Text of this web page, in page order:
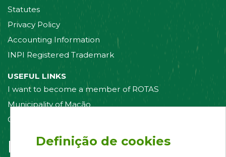
Statutes
Privacy Policy
Accounting Information
INPI Registered Trademark
USEFUL LINKS
I want to become a member of ROTAS
Municipality of Mação
Contact us
Follow us on:
Definição de cookies